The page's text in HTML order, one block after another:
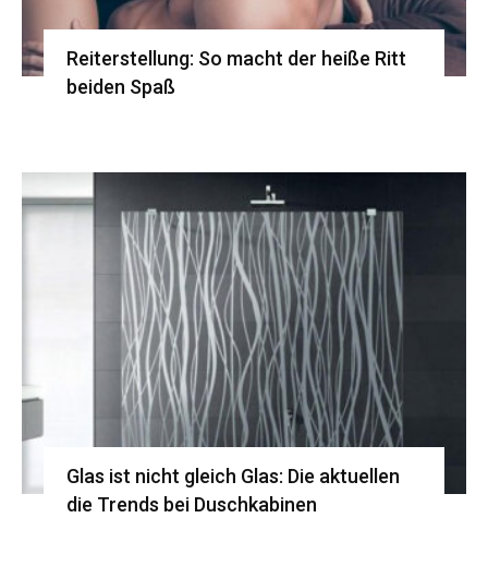
Reiterstellung: So macht der heiße Ritt
beiden Spaß
Glas ist nicht gleich Glas: Die aktuellen
die Trends bei Duschkabinen